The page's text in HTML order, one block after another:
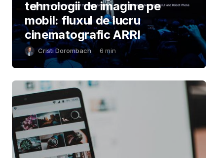
tehnologii de imagine pe
mobil: fluxul de lucru
cinematografic ARRI
Cristi Dorombach 6 min